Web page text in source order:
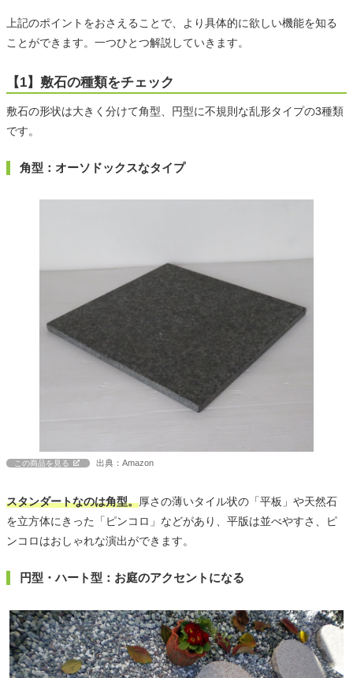
上記のポイントをおさえることで、より具体的に欲しい機能を知る
ことができます。一つひとつ解説していきます。
【1】敷石の種類をチェック
敷石の形状は大きく分けて角型、円型に不規則な乱形タイプの3種類
です。
角型：オーソドックスなタイプ
この商品を見る 出典：Amazon
スタンダートなのは角型。厚さの薄いタイル状の「平板」や天然石
を立方体にきった「ピンコロ」などがあり、平版は並べやすさ、ピ
ンコロはおしゃれな演出ができます。
円型・ハート型：お庭のアクセントになる